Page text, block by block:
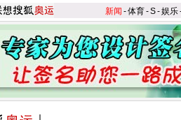
新闻 -体育-S-娱乐